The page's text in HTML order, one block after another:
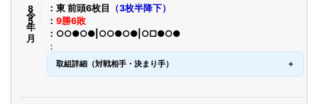
令8年5月 東 前頭6枚目
（3枚半降下）
9勝6敗
○○●○●|○○●○●|○□●○●
取組詳細（対戦相手・決まり手）